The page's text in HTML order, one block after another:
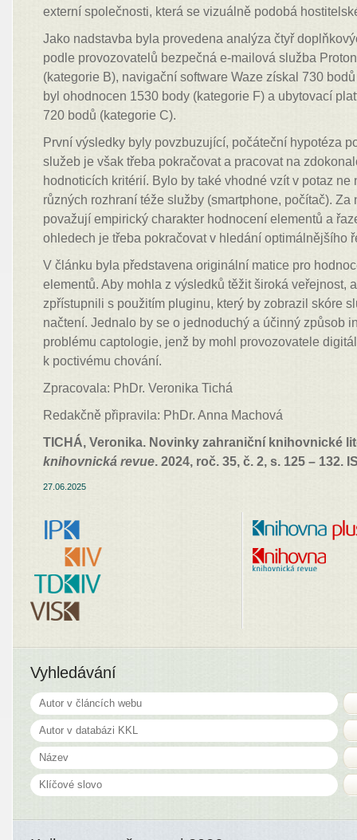
externí společnosti, která se vizuálně podobá
Jako nadstavba byla provedena analýza čtyř
podle provozovatelů bezpečná e-mailová služba
(kategorie B), navigační software Waze získal 730
byl ohodnocen 1530 body (kategorie F) a ubytovací
720 bodů (kategorie C).
První výsledky byly povzbuzující, počáteční hypotéza
služeb je však třeba pokračovat a pracovat na
hodnoticích kritérií. Bylo by také vhodné vzít v potaz
různých rozhraní téže služby (smartphone, počítač).
považují empirický charakter hodnocení elementů a
ohledech je třeba pokračovat v hledání optimálnějšího
V článku byla představena originální matice pro
elementů. Aby mohla z výsledků těžit široká veřejnost,
zpřístupnili s použitím pluginu, který by zobrazil skóre
načtení. Jednalo by se o jednoduchý a účinný způsob
problému captologie, jenž by mohl provozovatele
k poctivému chování.
Zpracovala: PhDr. Veronika Tichá
Redakčně připravila: PhDr. Anna Machová
TICHÁ, Veronika. Novinky zahraniční knihovnické
knihovnická revue. 2024, roč. 35, č. 2, s. 125 – 132.
27.06.2025
Vyhledávání